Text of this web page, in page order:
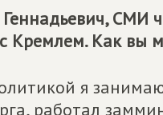
СМИ
с Кремлем. Как вы
я
работал